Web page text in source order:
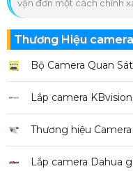
vận đơn một cách chính
Thương Hiệu
Bộ Camera Quan Sát
Lắp camera KBvision
Thương hiệu
Lắp camera Dahua